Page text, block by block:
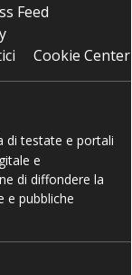
Feed
Cookie Center
di testate e portali
e
di diffondere la
e pubbliche